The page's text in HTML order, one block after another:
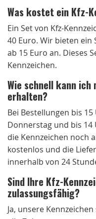
Was kostet ein Kfz-
Ein Set von Kfz-
40 Euro. Wir bieten ein
ab 15 Euro an. Dieses
Kennzeichen.
Wie schnell kann ich
erhalten?
Bei Bestellungen bis
Donnerstag und bis
die Kennzeichen noch
kostenlos und die
innerhalb von 24
Sind Ihre Kfz-
zulassungsfähig?
Ja, unsere